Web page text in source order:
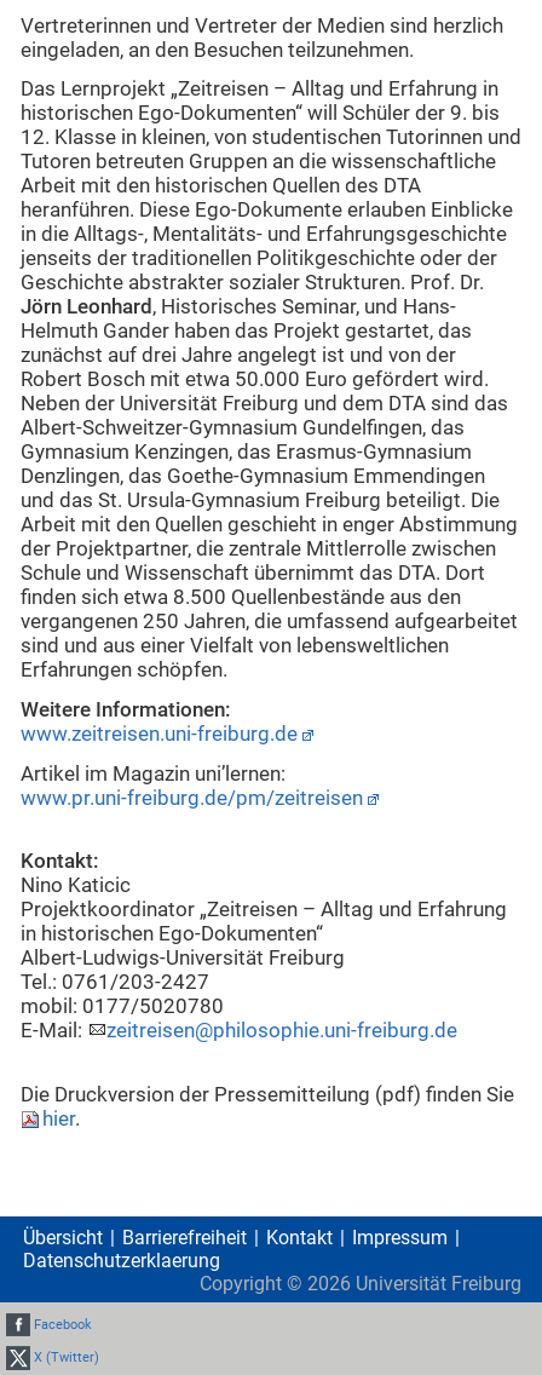
Vertreterinnen und Vertreter der Medien sind herzlich
eingeladen, an den Besuchen teilzunehmen.
Das Lernprojekt „Zeitreisen – Alltag und Erfahrung in
historischen Ego-Dokumenten“ will Schüler der 9. bis
12. Klasse in kleinen, von studentischen Tutorinnen und
Tutoren betreuten Gruppen an die wissenschaftliche
Arbeit mit den historischen Quellen des DTA
heranführen. Diese Ego-Dokumente erlauben Einblicke
in die Alltags-, Mentalitäts- und Erfahrungsgeschichte
jenseits der traditionellen Politikgeschichte oder der
Geschichte abstrakter sozialer Strukturen. Prof. Dr.
Jörn Leonhard , Historisches Seminar, und Hans-
Helmuth Gander haben das Projekt gestartet, das
zunächst auf drei Jahre angelegt ist und von der
Robert Bosch mit etwa 50.000 Euro gefördert wird.
Neben der Universität Freiburg und dem DTA sind das
Albert-Schweitzer-Gymnasium Gundelfingen, das
Gymnasium Kenzingen, das Erasmus-Gymnasium
Denzlingen, das Goethe-Gymnasium Emmendingen
und das St. Ursula-Gymnasium Freiburg beteiligt. Die
Arbeit mit den Quellen geschieht in enger Abstimmung
der Projektpartner, die zentrale Mittlerrolle zwischen
Schule und Wissenschaft übernimmt das DTA. Dort
finden sich etwa 8.500 Quellenbestände aus den
vergangenen 250 Jahren, die umfassend aufgearbeitet
sind und aus einer Vielfalt von lebensweltlichen
Erfahrungen schöpfen.
Weitere Informationen:
www.zeitreisen.uni-freiburg.de
Artikel im Magazin uni’lernen:
www.pr.uni-freiburg.de/pm/zeitreisen
Kontakt:
Nino Katicic
Projektkoordinator „Zeitreisen – Alltag und Erfahrung
in historischen Ego-Dokumenten“
Albert-Ludwigs-Universität Freiburg
Tel.: 0761/203-2427
mobil: 0177/5020780
E-Mail:
zeitreisen@philosophie.uni-freiburg.de
Die Druckversion der Pressemitteilung (pdf) finden Sie
hier.
Übersicht Barrierefreiheit Kontakt
Impressum
Datenschutzerklaerung
Copyright © 2026 Universität Freiburg
Facebook
X (Twitter)